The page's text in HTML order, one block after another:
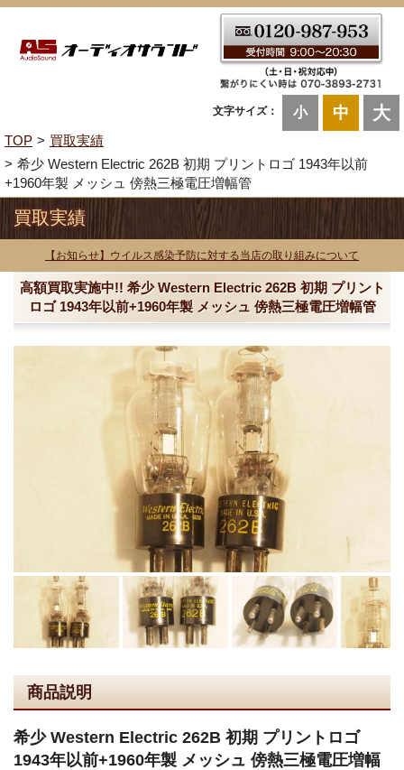
文字サイズ： 小 中 大
TOP
買取実績
希少 Western Electric 262B 初期 プリントロゴ 1943年以前
+1960年製 メッシュ 傍熱三極電圧増幅管
買取実績
【お知らせ】ウイルス感染予防に対する当店の取り組みについて
高額買取実施中!! 希少 Western Electric 262B 初期 プリント
ロゴ 1943年以前+1960年製 メッシュ 傍熱三極電圧増幅管
商品説明
希少 Western Electric 262B 初期 プリントロゴ
1943年以前+1960年製 メッシュ 傍熱三極電圧増幅